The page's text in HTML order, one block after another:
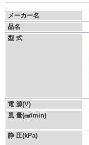
メーカー名
品名
型 式
電 源(V)
風 量(㎣/min)
静 圧(kPa)